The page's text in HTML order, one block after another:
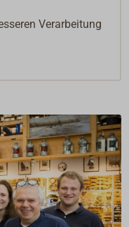
Verarbeitung